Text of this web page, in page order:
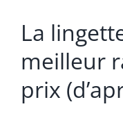
La
meilleur
prix